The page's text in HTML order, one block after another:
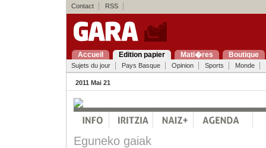
Contact RSS
Accueil Edition papier Mati�res Boutique
Sujets du jour Pays Basque Opinion Sports Monde
2011 Mai 21
Eguneko gaiak